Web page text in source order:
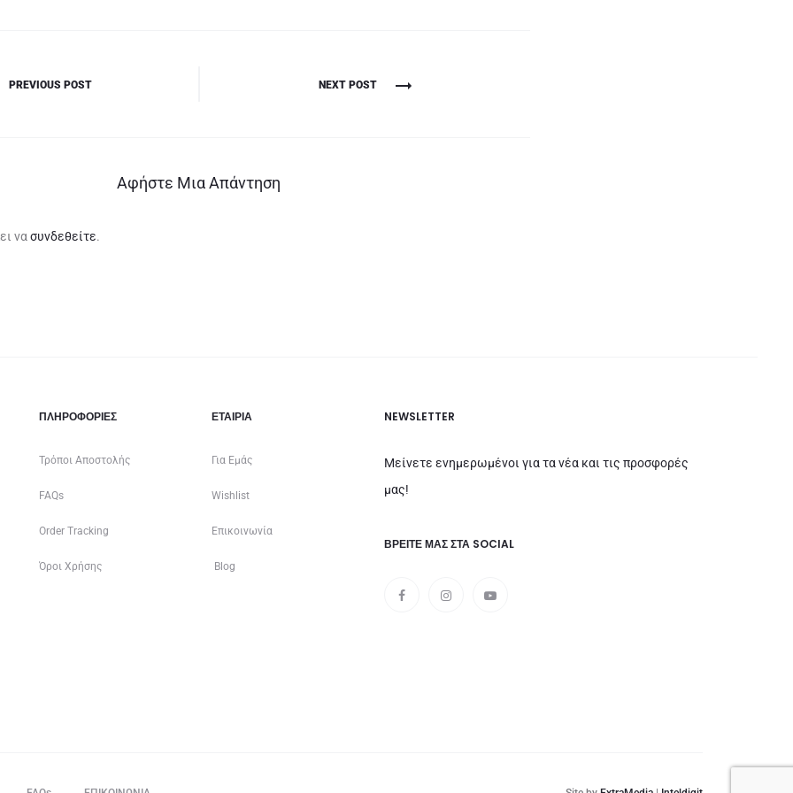
PREVIOUS POST NEXT POST
Αφήστε Μια Απάντηση
να συνδεθείτε.
ΠΛΗΡΟΦΟΡΙΕΣ
Τρόποι Αποστολής
FAQs
Order Tracking
Όροι Χρήσης
ΕΤΑΙΡΊΑ
Για Εμάς
Wishlist
Επικοινωνία
Blog
NEWSLETTER
Μείνετε ενημερωμένοι για τα νέα και τις προσφορές
μας!
ΒΡΕΊΤΕ ΜΑΣ ΣΤΑ SOCIAL